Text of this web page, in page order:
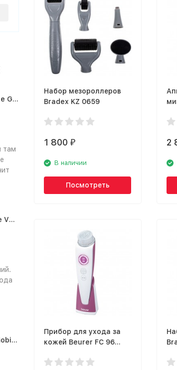
Набор мезороллеров
Bradex KZ 0659
1 800 ₽
В наличии
Посмотреть
2
Прибор для ухода за
кожей Beurer FC 96
Видеокарта Gigabyte GTX1660TI 6GB (GV-N166TOC-6GD 1.0A)
там
Смартфон ZTE Blade V2020 Smart 64 Гб синий
Автохолодильник Mobicool MV26 AC/DC